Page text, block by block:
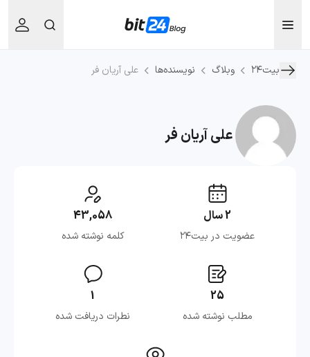
بیت۲۴ وبلاگ نویسنده‌ها علی آریان فر
علی آریان فر
2 سال
عضویت در بیت۲۴
43,058
کلمه نوشته شده
25
مطلب نوشته شده
1
نطرات دریافت شده